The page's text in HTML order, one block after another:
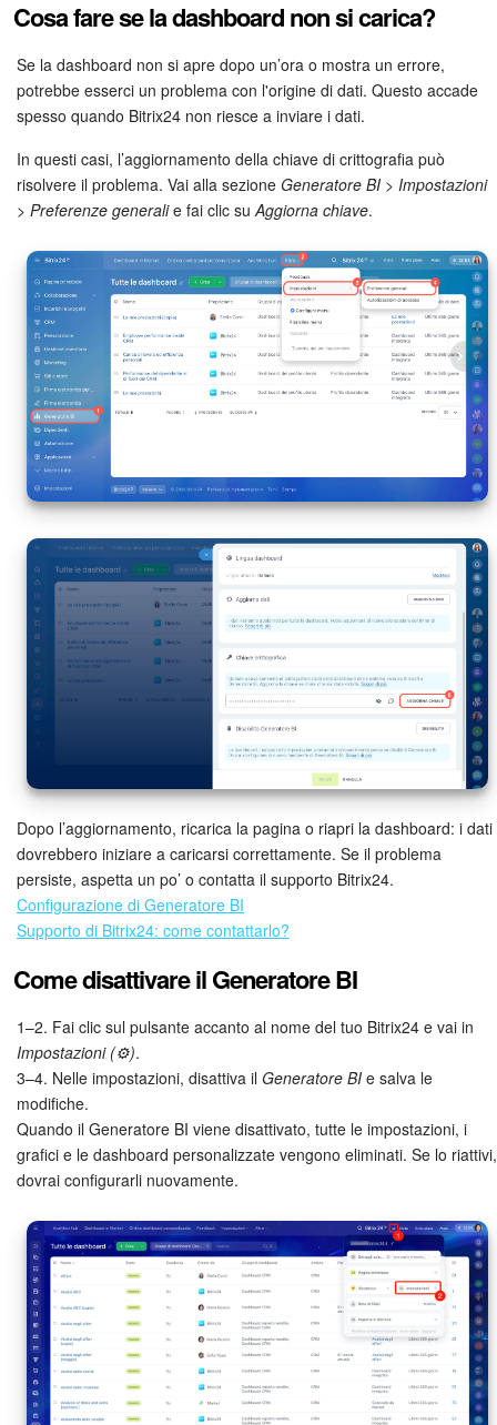
Cosa fare se la dashboard non si carica?
Se la dashboard non si apre dopo un’ora o mostra un errore,
potrebbe esserci un problema con l'origine di dati. Questo accade
spesso quando Bitrix24 non riesce a inviare i dati.
In questi casi, l’aggiornamento della chiave di crittografia può
risolvere il problema. Vai alla sezione Generatore BI > Impostazioni
> Preferenze generalie fai clic su Aggiorna chiave.
Dopo l’aggiornamento, ricarica la pagina o riapri la dashboard: i dati
dovrebbero iniziare a caricarsi correttamente. Se il problema
persiste, aspetta un po’ o contatta il supporto Bitrix24.
Configurazione di Generatore BI
Supporto di Bitrix24: come contattarlo?
Come disattivare il Generatore BI
1–2. Fai clic sul pulsante accanto al nome del tuo Bitrix24 e vai in
Impostazioni (⚙️).
3–4. Nelle impostazioni, disattiva il Generatore BI e salva le
modifiche.
Quando il Generatore BI viene disattivato, tutte le impostazioni, i
grafici e le dashboard personalizzate vengono eliminati. Se lo riattivi,
dovrai configurarli nuovamente.